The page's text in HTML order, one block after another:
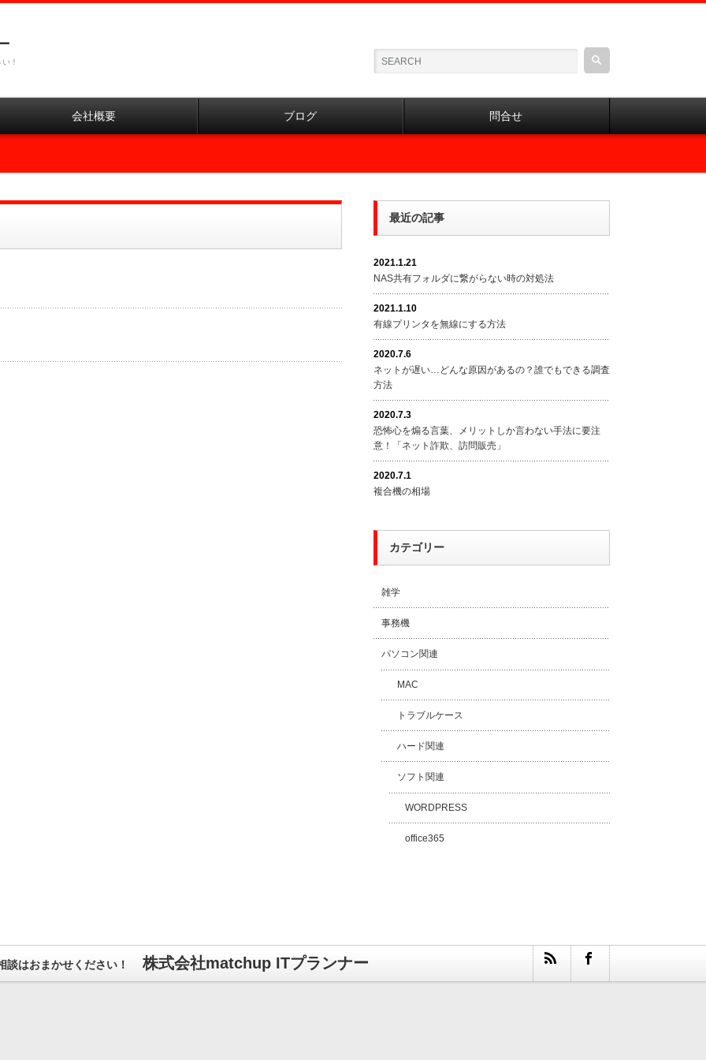
！
会社概要 ブログ 問合せ
最近の記事
2021.1.21
NAS共有フォルダに繋がらない時の対処法
2021.1.10
有線プリンタを無線にする方法
2020.7.6
ネットが遅い…どんな原因があるの？誰でもできる調査
方法
2020.7.3
恐怖心を煽る言葉、メリットしか言わない手法に要注
意！「ネット詐欺、訪問販売」
2020.7.1
複合機の相場
カテゴリー
雑学
事務機
パソコン関連
MAC
トラブルケース
ハード関連
ソフト関連
WORDPRESS
office365
はおまかせください！ 株式会社matchup ITプランナー